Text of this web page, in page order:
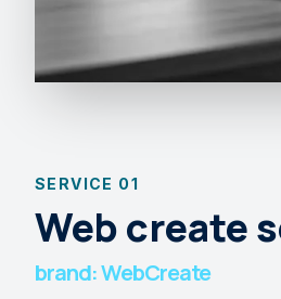
SERVICE 01
Web create
brand: WebCreate